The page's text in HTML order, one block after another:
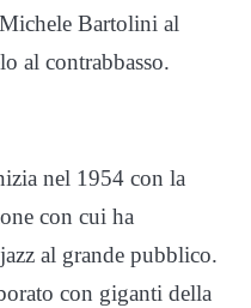
Bartolini al
al contrabbasso.
nel 1954 con la
con cui ha
al grande pubblico.
con giganti della